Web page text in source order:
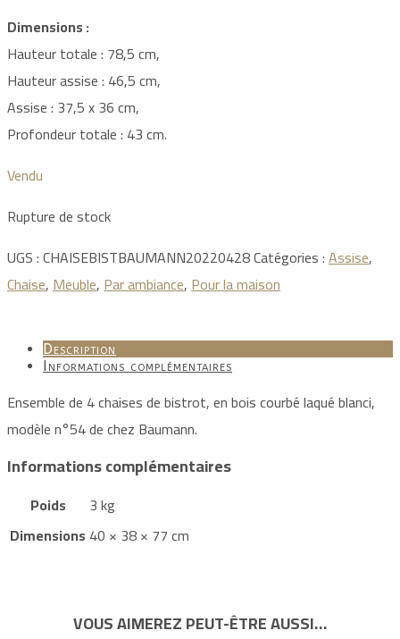
Dimensions :
Hauteur totale : 78,5 cm,
Hauteur assise : 46,5 cm,
Assise : 37,5 x 36 cm,
Profondeur totale : 43 cm.
Vendu
Rupture de stock
UGS :CHAISEBISTBAUMANN20220428Catégories :Assise,
Chaise,Meuble,Par ambiance,Pour la maison
Description
Informations complémentaires
Ensemble de 4 chaises de bistrot, en bois courbé laqué blanci,
modèle n°54 de chez Baumann.
Informations complémentaires
Poids
3 kg
Dimensions 40 × 38 × 77 cm
VOUS AIMEREZ PEUT-ÊTRE AUSSI…